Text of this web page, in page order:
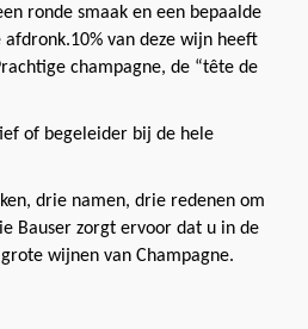
ronde smaak en een bepaalde
van deze wijn heeft
champagne, de “tête de
of begeleider bij de hele
drie namen, drie redenen om
Bauser zorgt ervoor dat u in de
wijnen van Champagne.